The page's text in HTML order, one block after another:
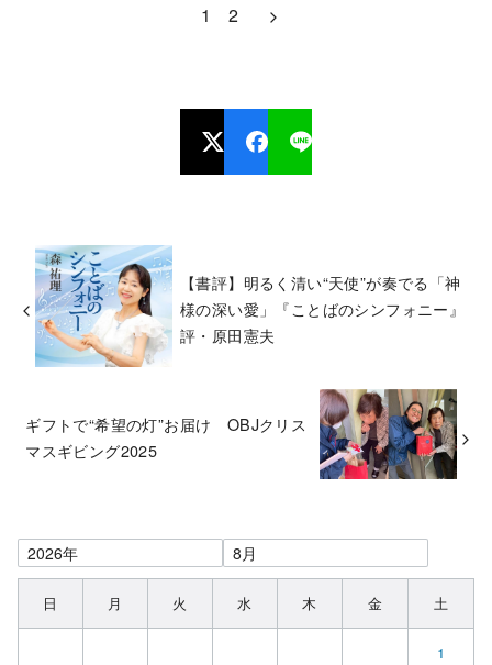
1
2
【書評】明るく清い“天使”が奏でる「神
様の深い愛」『ことばのシンフォニー』
評・原田憲夫
ギフトで“希望の灯”お届け OBJクリス
マスギビング2025
日 月 火 水 木 金 土
1